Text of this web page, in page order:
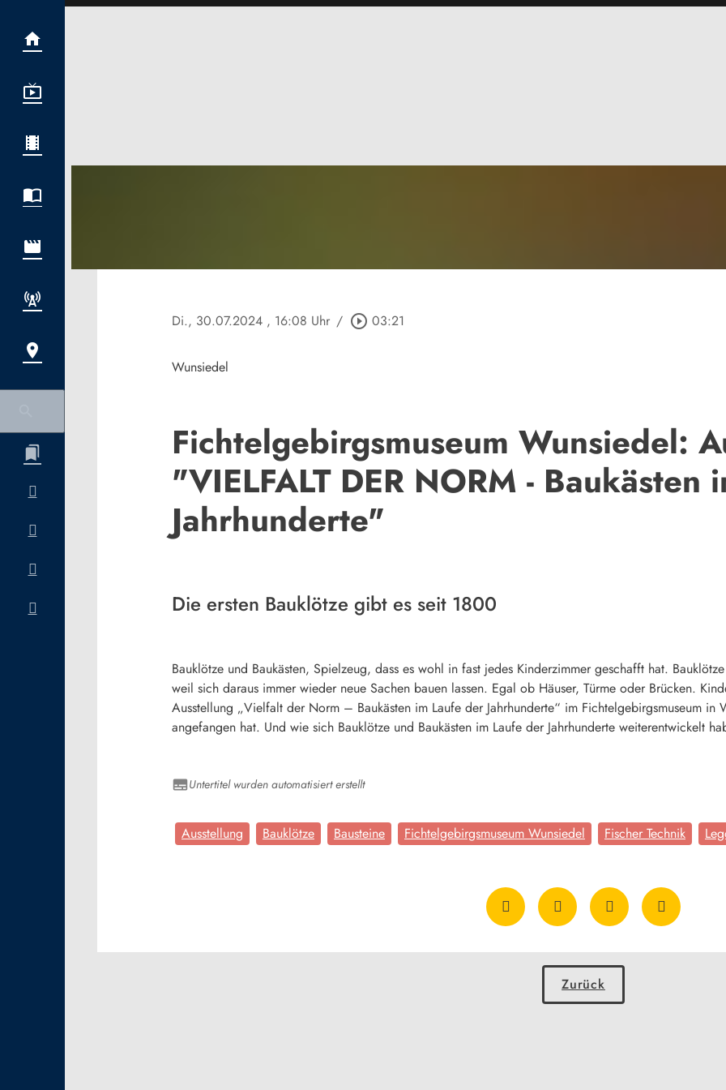
Di., 30.07.2024 , 16:08 Uhr / play_circle_outline 03:21
Wunsiedel
Fichtelgebirgsmuseum Wunsiedel:
"VIELFALT DER NORM - Baukästen
Jahrhunderte"
Die ersten Bauklötze gibt es seit 1800
Bauklötze und Baukästen, Spielzeug, dass es wohl in fast jedes Kinderzimmer geschafft hat.
weil sich daraus immer wieder neue Sachen bauen lassen. Egal ob Häuser, Türme oder Brücken.
Ausstellung „Vielfalt der Norm – Baukästen im Laufe der Jahrhunderte“ im Fichtelgebirgsmuseum
angefangen hat. Und wie sich Bauklötze und Baukästen im Laufe der Jahrhunderte weiterentwickelt
Untertitel wurden automatisiert erstellt
Ausstellung Bauklötze Bausteine Fichtelgebirgsmuseum Wunsiedel Fischer Technik
Zurück